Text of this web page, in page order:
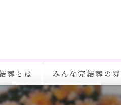
葬とは みんな完結葬の